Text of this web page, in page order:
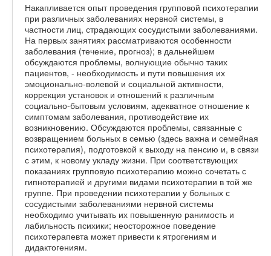
Накапливается опыт проведения групповой психотерапии
при различных заболеваниях нервной системы, в
частности лиц, страдающих сосудистыми заболеваниями.
На первых занятиях рассматриваются особенности
заболевания (течение, прогноз); в дальнейшем
обсуждаются проблемы, волнующие обычно таких
пациентов, - необходимость и пути повышения их
эмоционально-волевой и социальной активности,
коррекция установок и отношений к различным
социально-бытовым условиям, адекватное отношение к
симптомам заболевания, противодействие их
возникновению. Обсуждаются проблемы, связанные с
возвращением больных в семью (здесь важна и семейная
психотерапия), подготовкой к выходу на пенсию и, в связи
с этим, к новому укладу жизни. При соответствующих
показаниях групповую психотерапию можно сочетать с
гипнотерапией и другими видами психотерапии в той же
группе. При проведении психотерапии у больных с
сосудистыми заболеваниями нервной системы
необходимо учитывать их повышенную ранимость и
лабильность психики; неосторожное поведение
психотерапевта может привести к ятрогениям и
дидактогениям.